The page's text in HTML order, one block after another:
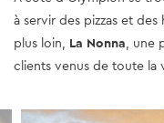
à servir des pizzas et
plus loin, La Nonna, une
clients venus de toute la